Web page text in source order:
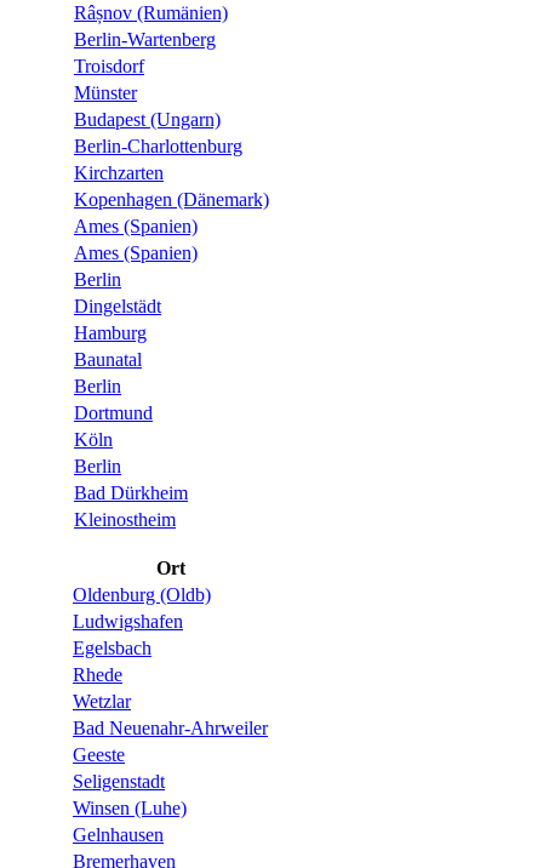
Râșnov (Rumänien)
Berlin-Wartenberg
Troisdorf
Münster
Budapest (Ungarn)
Berlin-Charlottenburg
Kirchzarten
Kopenhagen (Dänemark)
Ames (Spanien)
Ames (Spanien)
Berlin
Dingelstädt
Hamburg
Baunatal
Berlin
Dortmund
Köln
Berlin
Bad Dürkheim
Kleinostheim
Ort
Oldenburg (Oldb)
Ludwigshafen
Egelsbach
Rhede
Wetzlar
Bad Neuenahr-Ahrweiler
Geeste
Seligenstadt
Winsen (Luhe)
Gelnhausen
Bremerhaven